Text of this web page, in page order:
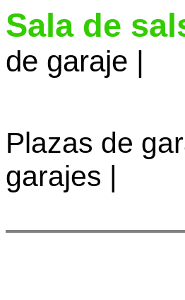
Sala de
de garaje |
Plazas de
garajes |